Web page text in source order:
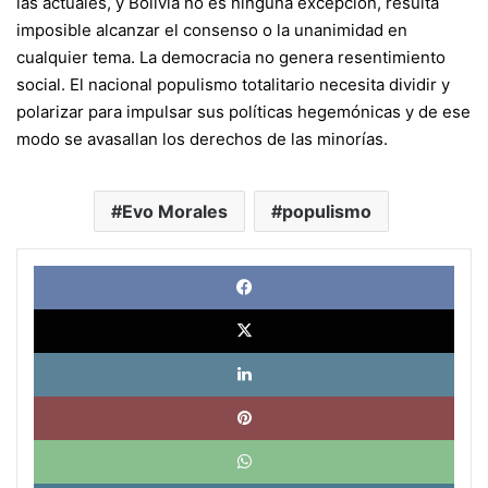
imposible alcanzar el consenso o la unanimidad en
cualquier tema. La democracia no genera resentimiento
social. El nacional populismo totalitario necesita dividir y
polarizar para impulsar sus políticas hegemónicas y de ese
modo se avasallan los derechos de las minorías.
Evo Morales populismo
X